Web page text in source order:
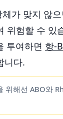
체가 맞지 않
위험할 수 있
투여하면 항-
니다.
위해선 ABO와